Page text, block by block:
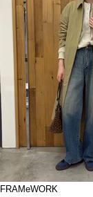
FRAMeWORK